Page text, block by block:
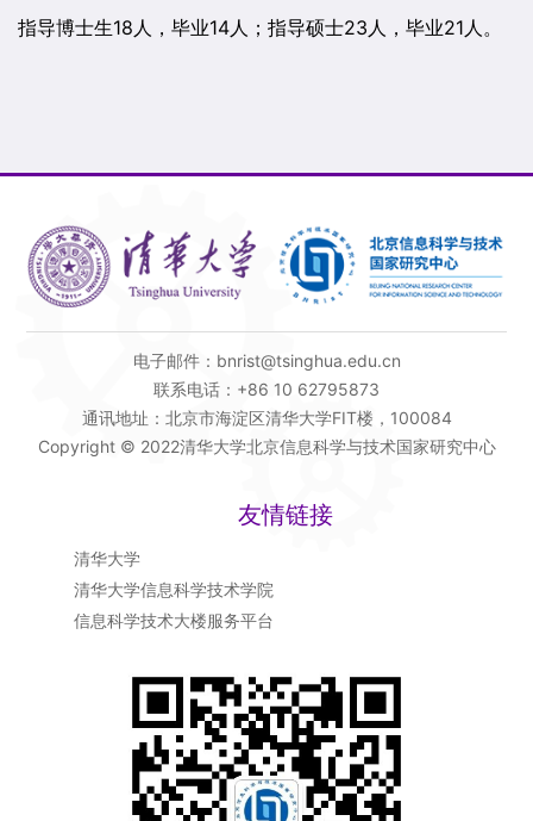
指导博士生18人，毕业14人；指导硕士23人，毕业21人。
电子邮件：bnrist@tsinghua.edu.cn
联系电话：+86 10 62795873
通讯地址：北京市海淀区清华大学FIT楼，100084
Copyright © 2022清华大学北京信息科学与技术国家研究中心
友情链接
清华大学
清华大学信息科学技术学院
信息科学技术大楼服务平台